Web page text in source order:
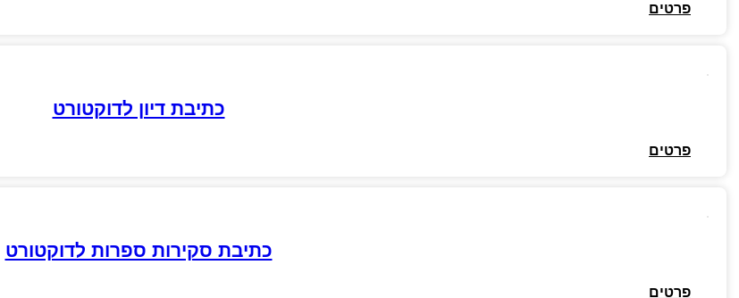
פרטים
כתיבת דיון לדוקטורט
פרטים
כתיבת סקירות ספרות לדוקטורט
פרטים